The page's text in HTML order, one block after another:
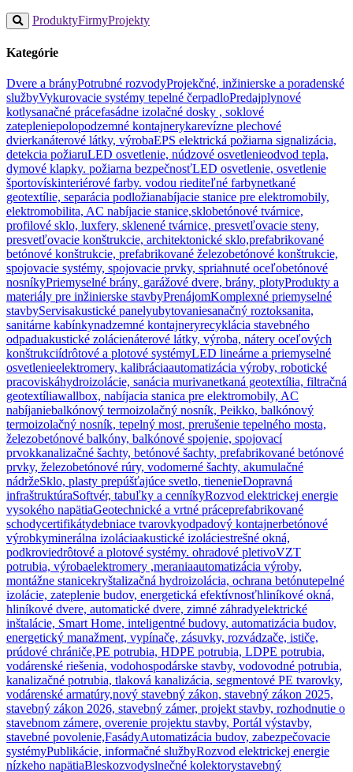
ProduktyFirmyProjekty
Kategórie
Dvere a brányPotrubné rozvodyProjekčné, inžinierske a poradenské
službyVykurovacie systémy tepelné čerpadloPredajplynové
kotlysanačné prácefasádne izolačné dosky , soklové
zatepleniepolopodzemné kontajnerykarevízne plechové
dvierkanáterové látky, výrobaEPS elektrická požiarna signalizácia,
detekcia požiaruLED osvetlenie, núdzové osvetlenieodvod tepla,
dymové klapky. požiarna bezpečnosťLED osvetlenie, osvetlenie
športovískinteriérové farby. vodou riediteľné farbynetkané
geotextílie, separácia podložianabíjacie stanice pre elektromobily,
elektromobilita, AC nabíjacie stanice,sklobetónové tvárnice,
profilové sklo, luxfery, sklenené tvárnice, presvetľovacie steny,
presvetľovacie konštrukcie, architektonické sklo,prefabrikované
betónové konštrukcie, prefabrikované železobetónové konštrukcie,
spojovacie systémy, spojovacie prvky, spriahnuté oceľobetónové
nosníkyPriemyselné brány, garážové dvere, brány, plotyProdukty a
materiály pre inžinierske stavbyPrenájomKomplexné priemyselné
stavbyServisakustické panelyubytovaniesanačný roztoksanita,
sanitárne kabínkynadzemné kontajneryrecyklácia stavebného
odpaduakustické zolácienáterové látky, výroba, nátery oceľových
konštrukciídrôtové a plotové systémyLED lineárne a priemyselné
osvetlenieelektromery, kalibráciaautomatizácia výroby, robotické
pracoviskáhydroizolácie, sanácia murivanetkaná geotextília, filtračná
geotextíliawallbox, nabíjacia stanica pre elektromobily, AC
nabíjaniebalkónový termoizolačný nosník, Peikko, balkónový
termoizolačný nosník, tepelný most, prerušenie tepelného mosta,
železobetónové balkóny, balkónové spojenie, spojovací
prvokkanalizačné šachty, betónové šachty, prefabrikované betónové
prvky, železobetónové rúry, vodomerné šachty, akumulačné
nádržeSklo, plasty prepúšťajúce svetlo, tienenieDopravná
infraštruktúraSoftvér, tabuľky a cenníkyRozvod elektrickej energie
vysokého napätiaGeotechnické a vrtné práceprefabrikované
schodycertifikátydebniace tvarovkyodpadový kontajnerbetónové
výrobkyminerálna izoláciaakustické izoláciestrešné okná,
podkroviedrôtové a plotové systémy. ohradové pletivoVZT
potrubia, výrobaelektromery ,meraniaautomatizácia výroby,
montážne stanicekryštalizačná hydroizolácia, ochrana betónutepelné
izolácie, zateplenie budov, energetická efektívnosťhliníkové okná,
hliníkové dvere, automatické dvere, zimné záhradyelektrické
inštalácie, Smart Home, inteligentné budovy, automatizácia budov,
energetický manažment, vypínače, zásuvky, rozvádzače, ističe,
prúdové chrániče,PE potrubia, HDPE potrubia, LDPE potrubia,
vodárenské riešenia, vodohospodárske stavby, vodovodné potrubia,
kanalizačné potrubia, tlaková kanalizácia, segmentové PE tvarovky,
vodárenské armatúry,nový stavebný zákon, stavebný zákon 2025,
stavebný zákon 2026, stavebný zámer, projekt stavby, rozhodnutie o
stavebnom zámere, overenie projektu stavby, Portál výstavby,
stavebné povolenie,FasádyAutomatizácia budov, zabezpečovacie
systémyPublikácie, informačné službyRozvod elektrickej energie
nízkeho napätiaBleskozvodyslnečné kolektorystavebný